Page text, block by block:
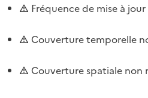
Fréquence de mise à
Couverture temporelle
Couverture spatiale non